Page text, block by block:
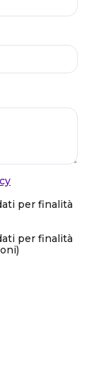
per finalità
per finalità